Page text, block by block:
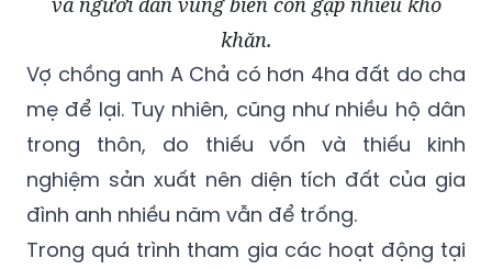
khăn.
Vợ chồng anh A Chả có hơn 4ha đất do cha
mẹ để lại. Tuy nhiên, cũng như nhiều hộ dân
trong thôn, do thiếu vốn và thiếu kinh
nghiệm sản xuất nên diện tích đất của gia
đình anh nhiều năm vẫn để trống.
Trong quá trình tham gia các hoạt động tại